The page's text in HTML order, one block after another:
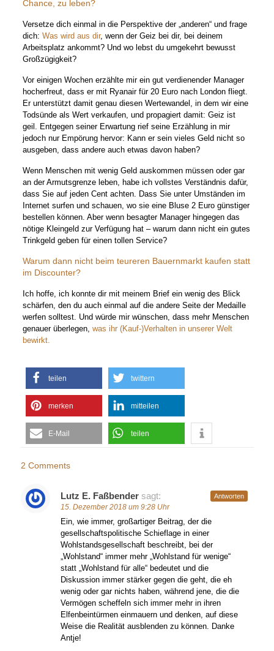
Chance, zu leben?
Versetze dich einmal in die Perspektive der „anderen“ und frage
dich:Was wird aus dir, wenn der Geiz bei dir, bei deinem
Arbeitsplatz ankommt? Und wo lebst du umgekehrt bewusst
Großzügigkeit?
Vor einigen Wochen erzählte mir ein gut verdienender Manager
hocherfreut, dass er mit Ryanair für 20 Euro nach London fliegt.
Er unterstützt damit genau diesen Wertewandel, in dem wir eine
Todsünde als Wert verkaufen, und propagiert damit: Geiz ist
geil. Entgegen seiner Erwartung rief seine Erzählung in mir
jedoch nur Empörung hervor: Kann er sein vieles Geld nicht so
ausgeben, dass andere auch etwas davon haben?
Wenn Menschen mit wenig Geld auskommen müssen oder gar
an der Armutsgrenze leben, habe ich vollstes Verständnis dafür,
dass Sie auf jeden Cent achten. Dass Sie unter Umständen im
Internet surfen und schauen, wo sie eine Bluse 2 Euro günstiger
bestellen können. Aber wenn besagter Manager hingegen das
nötige Kleingeld zur Verfügung hat – warum dann nicht ein gutes
Trinkgeld geben für einen tollen Service?
Warum dann nicht beim teureren Bauernmarkt kaufen statt
im Discounter?
Ich hoffe, ich konnte dir mit meinem Brief ein wenig des Blick
schärfen, den du auch einmal auf die andere Seite der Medaille
werfen solltest. Und würde mir wünschen, dass mehr Menschen
genauer überlegen,was ihr (Kauf-)Verhalten in unserer Welt
bewirkt.
teilen twittern
merken mitteilen
E-Mail teilen
2 Comments
Lutz E. Faßbender sagt:
15. Dezember 2018 um 9:28 Uhr
Ein, wie immer, großartiger Beitrag, der die
gesellschaftspolitische Schieflage in einer
Wohlstandsgesellschaft beschreibt, bei der
„Wohlstand“ immer mehr „Wohlstand für wenige“
statt „Wohlstand für alle“ bedeutet und die
Diskussion immer stärker gegen die geht, die eh
wenig oder gar nichts haben, während jene, die die
Vermögen scheffeln sich immer mehr in ihren
Elfenbeintürmen einmauern und denken, auf diese
Weise die Realität ausblenden zu können. Danke
Antje!
Antworten